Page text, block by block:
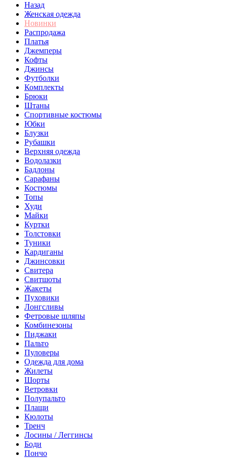
Назад
Женская одежда
Новинки
Распродажа
Платья
Джемперы
Кофты
Джинсы
Футболки
Комплекты
Брюки
Штаны
Спортивные костюмы
Юбки
Блузки
Рубашки
Верхняя одежда
Водолазки
Бадлоны
Сарафаны
Костюмы
Топы
Худи
Майки
Куртки
Толстовки
Туники
Кардиганы
Джинсовки
Свитера
Свитшоты
Жакеты
Пуховики
Лонгсливы
Фетровые шляпы
Комбинезоны
Пиджаки
Пальто
Пуловеры
Одежда для дома
Жилеты
Шорты
Ветровки
Полупальто
Плащи
Кюлоты
Тренч
Лосины / Леггинсы
Боди
Пончо